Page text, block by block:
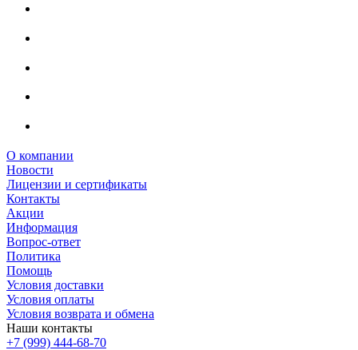
О компании
Новости
Лицензии и сертификаты
Контакты
Акции
Информация
Вопрос-ответ
Политика
Помощь
Условия доставки
Условия оплаты
Условия возврата и обмена
Наши контакты
+7 (999) 444-68-70